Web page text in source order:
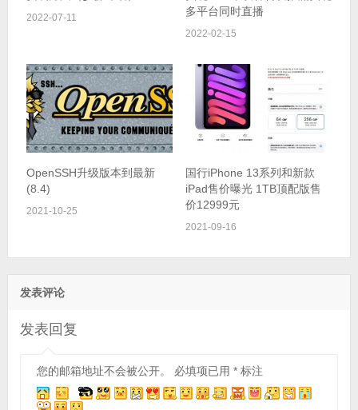
2022-07-11
多平台同时直播
2022-02-15
OpenSSH升级版本到最新
(8.4)
2021-10-25
国行iPhone 13系列和新款
iPad售价曝光 1TB顶配版售
价12999元
2021-09-16
发表评论
发表回复
您的邮箱地址不会被公开。 必填项已用 *标注